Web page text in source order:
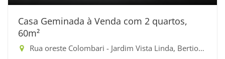
Casa Geminada à Venda com 2 quartos,
60m²
Rua oreste Colombari - Jardim Vista Linda, Bertioga-SP